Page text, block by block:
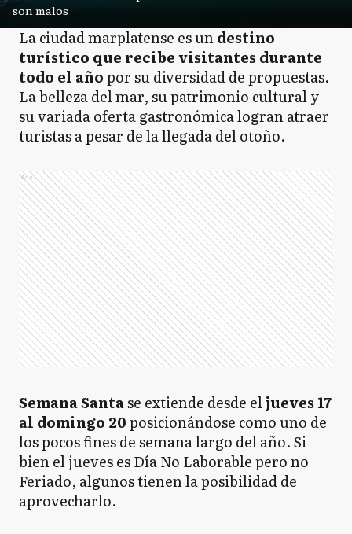
son malos
La ciudad marplatense es undestino
turístico que recibe visitantes durante
todo el añopor su diversidad de propuestas.
La belleza del mar, su patrimonio cultural y
su variada oferta gastronómica logran atraer
turistas a pesar de la llegada del otoño.
Ads
Semana Santase extiende desde eljueves 17
al domingo 20posicionándose como uno de
los pocos fines de semana largo del año. Si
bien el jueves es Día No Laborable pero no
Feriado, algunos tienen la posibilidad de
aprovecharlo.